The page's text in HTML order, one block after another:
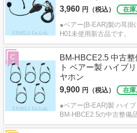
3,960 円（税込）
在庫
●ベアー(B-EAR)製の耳
H01未使用新古品です。
BM-HBCE2.5 中古
ト ベアー製 ハイブ
ヤホン
9,900 円（税込）
在庫
●ベアー(B-EAR)製 ハイ
BM-HBCE2.5の中古整備
C